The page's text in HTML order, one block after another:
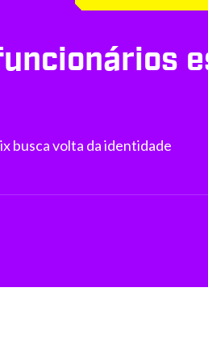
busca volta da identidade